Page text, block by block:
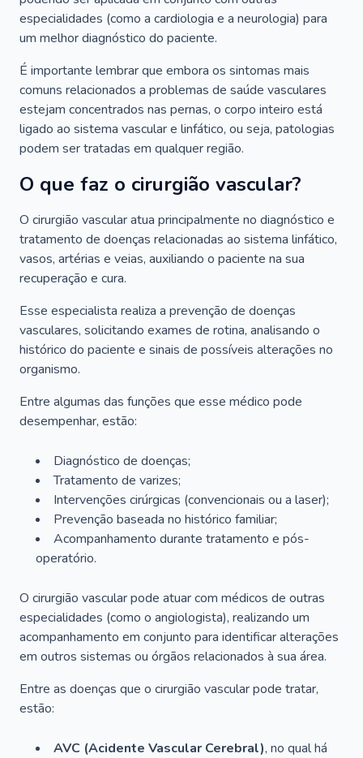
especialidades (como a cardiologia e a neurologia) para
um melhor diagnóstico do paciente.
É importante lembrar que embora os sintomas mais
comuns relacionados a problemas de saúde vasculares
estejam concentrados nas pernas, o corpo inteiro está
ligado ao sistema vascular e linfático, ou seja, patologias
podem ser tratadas em qualquer região.
O que faz o cirurgião vascular?
O cirurgião vascular atua principalmente no diagnóstico e
tratamento de doenças relacionadas ao sistema linfático,
vasos, artérias e veias, auxiliando o paciente na sua
recuperação e cura.
Esse especialista realiza a prevenção de doenças
vasculares, solicitando exames de rotina, analisando o
histórico do paciente e sinais de possíveis alterações no
organismo.
Entre algumas das funções que esse médico pode
desempenhar, estão:
Diagnóstico de doenças;
Tratamento de varizes;
Intervenções cirúrgicas (convencionais ou a laser);
Prevenção baseada no histórico familiar;
Acompanhamento durante tratamento e pós-
operatório.
O cirurgião vascular pode atuar com médicos de outras
especialidades (como o angiologista), realizando um
acompanhamento em conjunto para identificar alterações
em outros sistemas ou órgãos relacionados à sua área.
Entre as doenças que o cirurgião vascular pode tratar,
estão:
AVC (Acidente Vascular Cerebral), no qual há